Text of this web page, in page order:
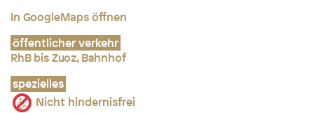
In GoogleMaps öffnen
öffentlicher verkehr
RhB bis Zuoz, Bahnhof
spezielles
Nicht hindernisfrei